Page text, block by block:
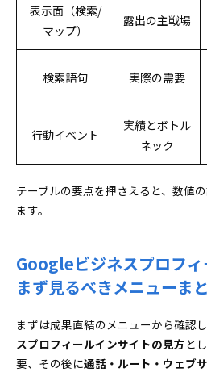
素朴な疑問を即解消
表示面（検索/
マップ）
露出の主戦場
検索語句 実際の需要
行動イベント
実績とボトル
ネック
テーブルの要点を押さえると、数値
ます。
Googleビジネスプロフ
まず見るべきメニューま
まずは成果直結のメニューから確認し
スプロフィールインサイトの見方と
要、その後に通話・ルート・ウェブ